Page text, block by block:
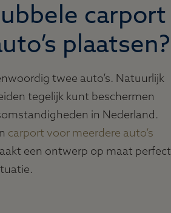
carport
plaatsen?
twee auto’s. Natuurlijk
tegelijk kunt beschermen
in Nederland.
carport voor meerdere auto’s
een ontwerp op maat perfect